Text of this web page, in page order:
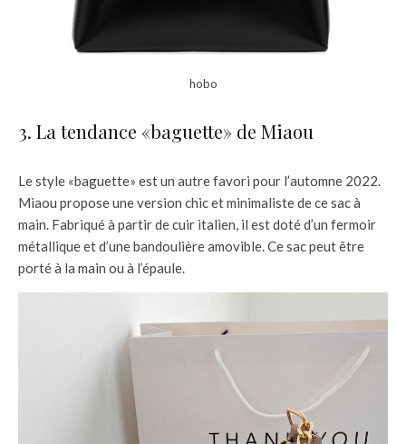
hobo
3. La tendance «baguette» de Miaou
Le style «baguette» est un autre favori pour l’automne 2022.
Miaou propose une version chic et minimaliste de ce sac à
main. Fabriqué à partir de cuir italien, il est doté d’un fermoir
métallique et d’une bandoulière amovible. Ce sac peut être
porté à la main ou à l’épaule.